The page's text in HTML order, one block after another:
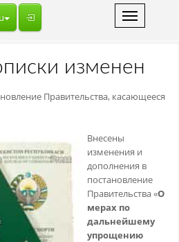
Toggle
navigation
изменен
Правительства, касающееся
Внесены
изменения и
дополнения в
постановление
Правительства «О
мерах по
дальнейшему
упрощению